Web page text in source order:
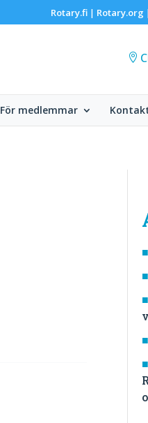
Rotary.fi| Rotary.org
För medlemmar